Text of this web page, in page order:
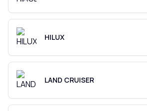
HILUX
LAND CRUISER